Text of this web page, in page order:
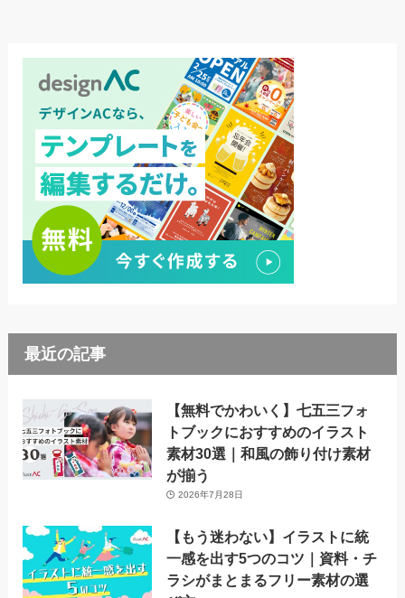
最近の記事
【無料でかわいく】七五三フォ
トブックにおすすめのイラスト
素材30選｜和風の飾り付け素材
が揃う
2026年7月28日
【もう迷わない】イラストに統
一感を出す5つのコツ｜資料・チ
ラシがまとまるフリー素材の選